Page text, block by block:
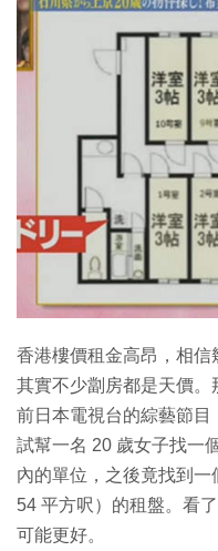
教學評測
EduTech
生成式AI與雲端應用
Enterprise Digital
特集
香港樓價租金高昂，相信
其實不少劏房都是天價
前日本電視台的綜藝節
試幫一名 20 歲女子找一
內的單位，之後竟找到一
54 平方呎）的租盤。看
可能更好。